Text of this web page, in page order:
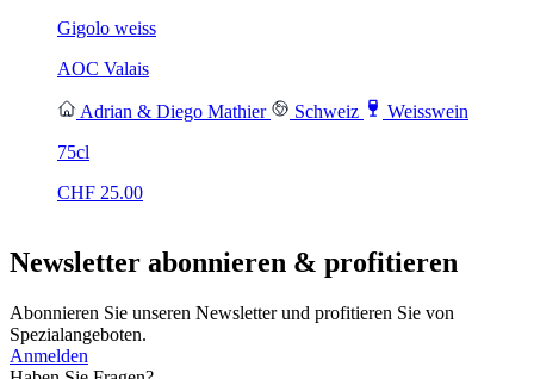
Gigolo weiss
AOC Valais
Adrian & Diego Mathier Schweiz
Weisswein
75cl
CHF 25.00
Newsletter abonnieren & profitieren
Abonnieren Sie unseren Newsletter und profitieren Sie von
Spezialangeboten.
Anmelden